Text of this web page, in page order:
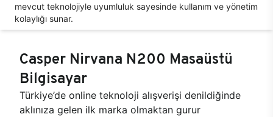
mevcut teknolojiyle uyumluluk sayesinde kullanım ve yönetim
kolaylığı sunar.
Casper Nirvana N200 Masaüstü
Bilgisayar
Türkiye’de online teknoloji alışverişi denildiğinde
aklınıza gelen ilk marka olmaktan gurur